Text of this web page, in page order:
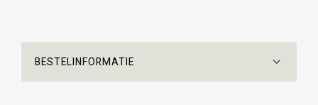
BESTELINFORMATIE